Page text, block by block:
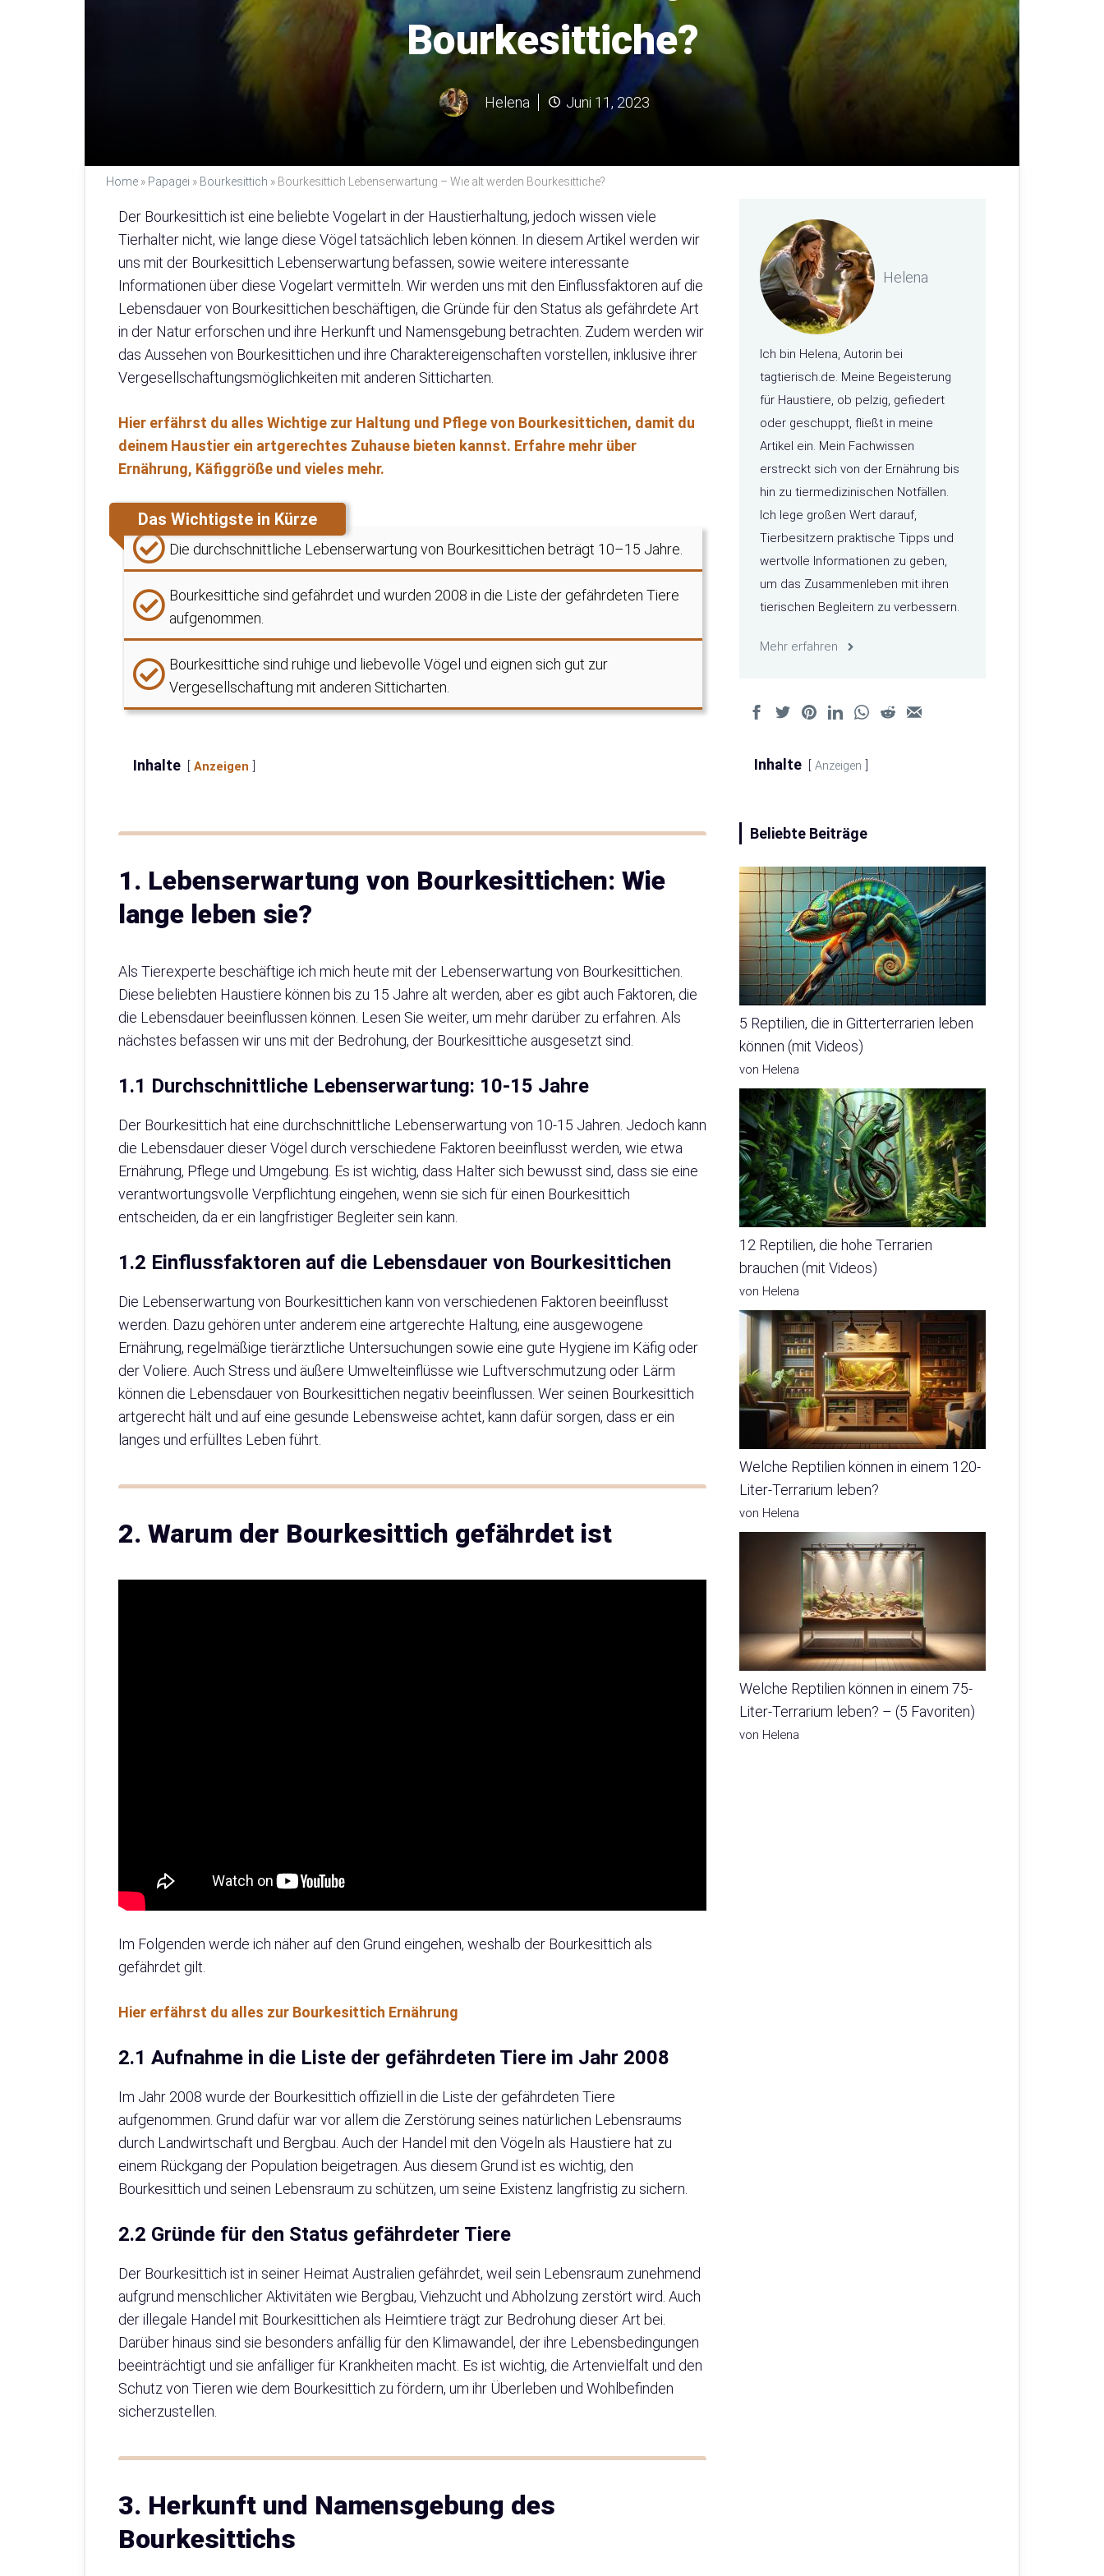
Bourkesittiche?
Helena Juni 11, 2023
Home » Papagei » Bourkesittich » Bourkesittich Lebenserwartung – Wie alt werden Bourkesittiche?
Der Bourkesittich ist eine beliebte Vogelart in der Haustierhaltung, jedoch wissen viele
Tierhalter nicht, wie lange diese Vögel tatsächlich leben können. In diesem Artikel werden wir
uns mit der Bourkesittich Lebenserwartung befassen, sowie weitere interessante
Informationen über diese Vogelart vermitteln. Wir werden uns mit den Einflussfaktoren auf die
Lebensdauer von Bourkesittichen beschäftigen, die Gründe für den Status als gefährdete Art
in der Natur erforschen und ihre Herkunft und Namensgebung betrachten. Zudem werden wir
das Aussehen von Bourkesittichen und ihre Charaktereigenschaften vorstellen, inklusive ihrer
Vergesellschaftungsmöglichkeiten mit anderen Sitticharten.
Hier erfährst du alles Wichtige zur Haltung und Pflege von Bourkesittichen, damit du
deinem Haustier ein artgerechtes Zuhause bieten kannst. Erfahre mehr über
Ernährung, Käfiggröße und vieles mehr.
Das Wichtigste in Kürze
Die durchschnittliche Lebenserwartung von Bourkesittichen beträgt 10–15 Jahre.
Bourkesittiche sind gefährdet und wurden 2008 in die Liste der gefährdeten Tiere
aufgenommen.
Bourkesittiche sind ruhige und liebevolle Vögel und eignen sich gut zur
Vergesellschaftung mit anderen Sitticharten.
Inhalte Anzeigen
1. Lebenserwartung von Bourkesittichen: Wie
lange leben sie?
Als Tierexperte beschäftige ich mich heute mit der Lebenserwartung von Bourkesittichen.
Diese beliebten Haustiere können bis zu 15 Jahre alt werden, aber es gibt auch Faktoren, die
die Lebensdauer beeinflussen können. Lesen Sie weiter, um mehr darüber zu erfahren. Als
nächstes befassen wir uns mit der Bedrohung, der Bourkesittiche ausgesetzt sind.
1.1 Durchschnittliche Lebenserwartung: 10-15 Jahre
Der Bourkesittich hat eine durchschnittliche Lebenserwartung von 10-15 Jahren. Jedoch kann
die Lebensdauer dieser Vögel durch verschiedene Faktoren beeinflusst werden, wie etwa
Ernährung, Pflege und Umgebung. Es ist wichtig, dass Halter sich bewusst sind, dass sie eine
verantwortungsvolle Verpflichtung eingehen, wenn sie sich für einen Bourkesittich
entscheiden, da er ein langfristiger Begleiter sein kann.
1.2 Einflussfaktoren auf die Lebensdauer von Bourkesittichen
Die Lebenserwartung von Bourkesittichen kann von verschiedenen Faktoren beeinflusst
werden. Dazu gehören unter anderem eine artgerechte Haltung, eine ausgewogene
Ernährung, regelmäßige tierärztliche Untersuchungen sowie eine gute Hygiene im Käfig oder
der Voliere. Auch Stress und äußere Umwelteinflüsse wie Luftverschmutzung oder Lärm
können die Lebensdauer von Bourkesittichen negativ beeinflussen. Wer seinen Bourkesittich
artgerecht hält und auf eine gesunde Lebensweise achtet, kann dafür sorgen, dass er ein
langes und erfülltes Leben führt.
2. Warum der Bourkesittich gefährdet ist
Im Folgenden werde ich näher auf den Grund eingehen, weshalb der Bourkesittich als
gefährdet gilt.
Hier erfährst du alles zur Bourkesittich Ernährung
2.1 Aufnahme in die Liste der gefährdeten Tiere im Jahr 2008
Im Jahr 2008 wurde der Bourkesittich offiziell in die Liste der gefährdeten Tiere
aufgenommen. Grund dafür war vor allem die Zerstörung seines natürlichen Lebensraums
durch Landwirtschaft und Bergbau. Auch der Handel mit den Vögeln als Haustiere hat zu
einem Rückgang der Population beigetragen. Aus diesem Grund ist es wichtig, den
Bourkesittich und seinen Lebensraum zu schützen, um seine Existenz langfristig zu sichern.
2.2 Gründe für den Status gefährdeter Tiere
Der Bourkesittich ist in seiner Heimat Australien gefährdet, weil sein Lebensraum zunehmend
aufgrund menschlicher Aktivitäten wie Bergbau, Viehzucht und Abholzung zerstört wird. Auch
der illegale Handel mit Bourkesittichen als Heimtiere trägt zur Bedrohung dieser Art bei.
Darüber hinaus sind sie besonders anfällig für den Klimawandel, der ihre Lebensbedingungen
beeinträchtigt und sie anfälliger für Krankheiten macht. Es ist wichtig, die Artenvielfalt und den
Schutz von Tieren wie dem Bourkesittich zu fördern, um ihr Überleben und Wohlbefinden
sicherzustellen.
3. Herkunft und Namensgebung des
Bourkesittichs
Helena
Ich bin Helena, Autorin bei
tagtierisch.de. Meine Begeisterung
für Haustiere, ob pelzig, gefiedert
oder geschuppt, fließt in meine
Artikel ein. Mein Fachwissen
erstreckt sich von der Ernährung bis
hin zu tiermedizinischen Notfällen.
Ich lege großen Wert darauf,
Tierbesitzern praktische Tipps und
wertvolle Informationen zu geben,
um das Zusammenleben mit ihren
tierischen Begleitern zu verbessern.
Mehr erfahren
Inhalte Anzeigen
Beliebte Beiträge
5 Reptilien, die in Gitterterrarien leben
können (mit Videos)
von Helena
12 Reptilien, die hohe Terrarien
brauchen (mit Videos)
von Helena
Welche Reptilien können in einem 120-
Liter-Terrarium leben?
von Helena
Welche Reptilien können in einem 75-
Liter-Terrarium leben? – (5 Favoriten)
von Helena